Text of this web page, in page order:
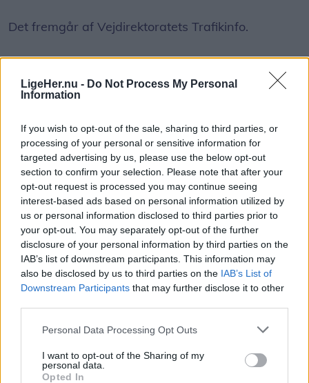
LigeHer.nu - Do Not Process My Personal
Information
If you wish to opt-out of the sale, sharing to third parties, or
processing of your personal or sensitive information for
targeted advertising by us, please use the below opt-out
section to confirm your selection. Please note that after your
opt-out request is processed you may continue seeing
interest-based ads based on personal information utilized by
us or personal information disclosed to third parties prior to
your opt-out. You may separately opt-out of the further
disclosure of your personal information by third parties on the
IAB’s list of downstream participants. This information may
also be disclosed by us to third parties on the IAB’s List of
Downstream Participants that may further disclose it to other
Personal Data Processing Opt Outs
I want to opt-out of the Sharing of my
personal data.
Opted In
Det fremgår af Vejdirektoratets Trafikinfo.
Uheldsstedet er sikret, men som følge af vragdele
på kørebanen er vejen spærret i sydgående
retning.
Det endelige arbejde forventes at være færdigt
omkring 08.30.
Vis mere